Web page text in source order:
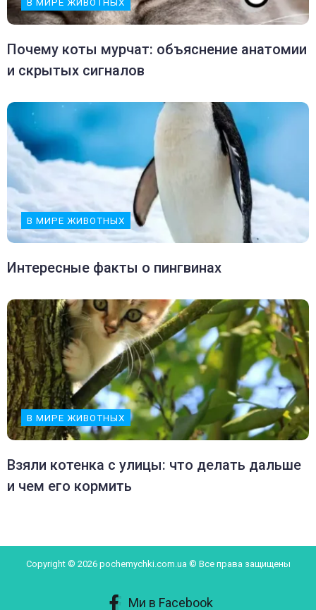
В МИРЕ ЖИВОТНЫХ
Почему коты мурчат: объяснение анатомии
и скрытых сигналов
В МИРЕ ЖИВОТНЫХ
Интересные факты о пингвинах
В МИРЕ ЖИВОТНЫХ
Взяли котенка с улицы: что делать дальше
и чем его кормить
Copyright © 2026 pochemychki.com.ua © Все права защищены
Ми в Facebook